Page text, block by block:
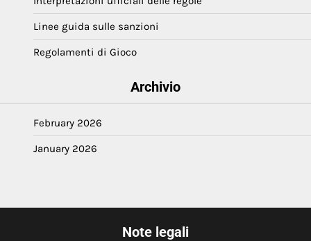
Linee guida sulle sanzioni
Regolamenti di Gioco
Archivio
February 2026
January 2026
Note legali